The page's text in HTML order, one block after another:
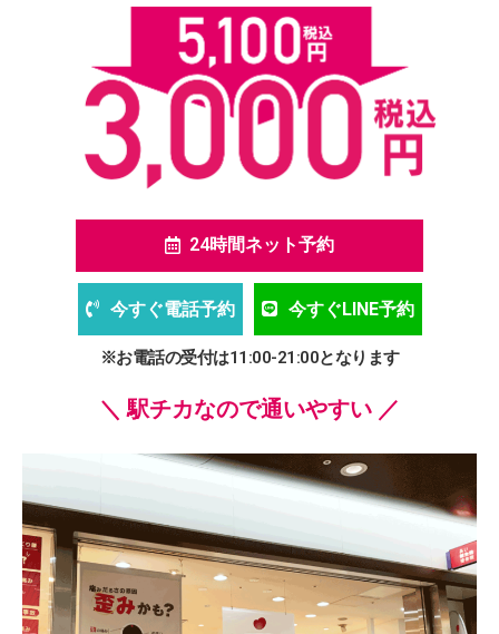
24時間ネット予約
今すぐ電話予約 今すぐLINE予約
※お電話の受付は11:00-21:00となります
＼ 駅チカなので通いやすい ／